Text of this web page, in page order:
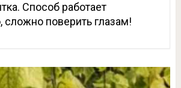
Способ работает
сложно поверить глазам!